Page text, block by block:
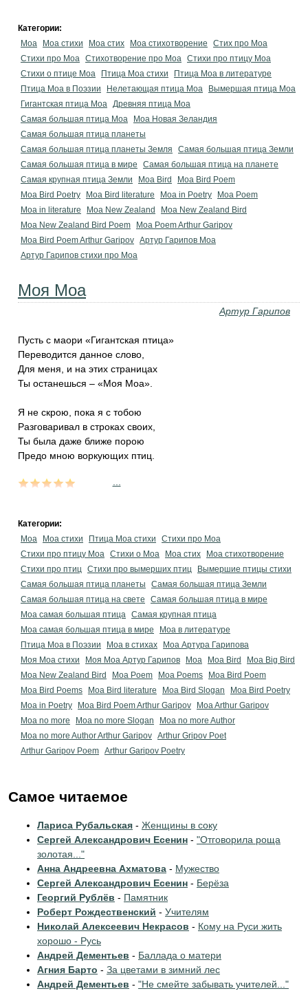
Категории:
Моа
Моа стихи Моа стих Моа стихотворение
Стих про Моа
Стихи про Моа Стихотворение про Моа Стихи про птицу Моа
Стихи о птице Моа
Птица Моа стихи
Птица Моа в литературе
Птица Моа в Поэзии
Нелетающая птица Моа
Вымершая птица Моа
Гигантская птица Моа Древняя птица Моа
Самая большая птица Моа
Моа Новая Зеландия
Самая большая птица планеты
Самая большая птица планеты Земля
Самая большая птица Земли
Самая большая птица в мире
Самая большая птица на планете
Самая крупная птица Земли
Moa Bird
Moa Bird Poem
Moa Bird Poetry
Moa Bird literature Moa in Poetry
Moa Poem
Moa in literature
Moa New Zealand
Moa New Zealand Bird
Moa New Zealand Bird Poem
Moa Poem Arthur Garipov
Moa Bird Poem Arthur Garipov Артур Гарипов Моа
Артур Гарипов стихи про Моа
Моя Моа
Артур Гарипов
Пусть с маори «Гигантская птица»
Переводится данное слово,
Для меня, и на этих страницах
Ты останешься – «Моя Моа».
Я не скрою, пока я с тобою
Разговаривал в строках своих,
Ты была даже ближе порою
Предо мною воркующих птиц.
Категории:
Моа
Моа стихи Птица Моа стихи
Стихи про Моа
Стихи про птицу Моа Стихи о Моа Моа стих
Моа стихотворение
Стихи про птиц Стихи про вымерших птиц
Вымершие птицы стихи
Самая большая птица планеты
Самая большая птица Земли
Самая большая птица на свете
Самая большая птица в мире
Моа самая большая птица Самая крупная птица
Моа самая большая птица в мире
Моа в литературе
Птица Моа в Поэзии
Моа в стихах
Моа Артура Гарипова
Моя Моа стихи
Моя Моа Артур Гарипов Moa Moa Bird
Moa Big Bird
Moa New Zealand Bird
Moa Poem Moa Poems
Moa Bird Poem
Moa Bird Poems
Moa Bird literature Moa Bird Slogan
Moa Bird Poetry
Moa in Poetry
Moa Bird Poem Arthur Garipov
Moa Arthur Garipov
Moa no more
Moa no more Slogan
Moa no more Author
Moa no more Author Arthur Garipov Arthur Gripov Poet
Arthur Garipov Poem Arthur Garipov Poetry
Самое читаемое
Лариса Рубальская - Женщины в соку
Сергей Александрович Есенин - "Отговорила роща
золотая..."
Анна Андреевна Ахматова - Мужество
Сергей Александрович Есенин - Берёза
Георгий Рублёв - Памятник
Роберт Рождественский - Учителям
Николай Алексеевич Некрасов - Кому на Руси жить
хорошо - Русь
Андрей Дементьев - Баллада о матери
Агния Барто - За цветами в зимний лес
Андрей Дементьев - "Не смейте забывать учителей..."